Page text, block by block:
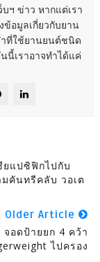
บฯ ข่าว หากแต่เรา
ข้อมูลเกี่ยวกับยาน
ที่ใช้ยานยนต์ชนิด
นี้เราอาจทำได้แค่
ยแปซิฟิกไปกับ
คันทรีคลับ วอเต
Older Article
อดป้ายยก 4 คว้า
ไปครอง